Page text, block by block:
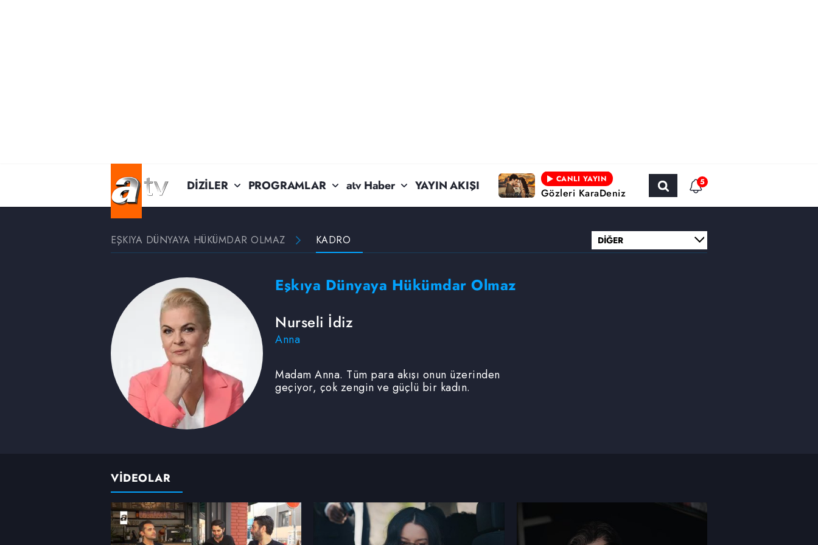
DİZİLER PROGRAMLAR atv Haber YAYIN AKIŞI CANLI YAYIN
Gözleri KaraDeniz
5
EŞKIYA DÜNYAYA HÜKÜMDAR OLMAZ KADRO
Eşkıya Dünyaya Hükümdar Olmaz
Nurseli İdiz
Anna
Madam Anna. Tüm para akışı onun üzerinden
geçiyor, çok zengin ve güçlü bir kadın.
VİDEOLAR